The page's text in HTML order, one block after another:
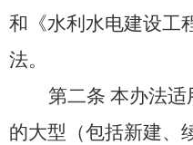
和《水利水电建设工
法。
第二条 本办法适
的大型（包括新建、